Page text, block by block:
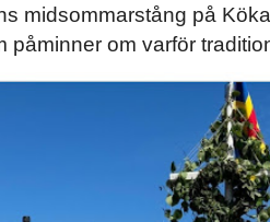
midsommarstång på
påminner om varför